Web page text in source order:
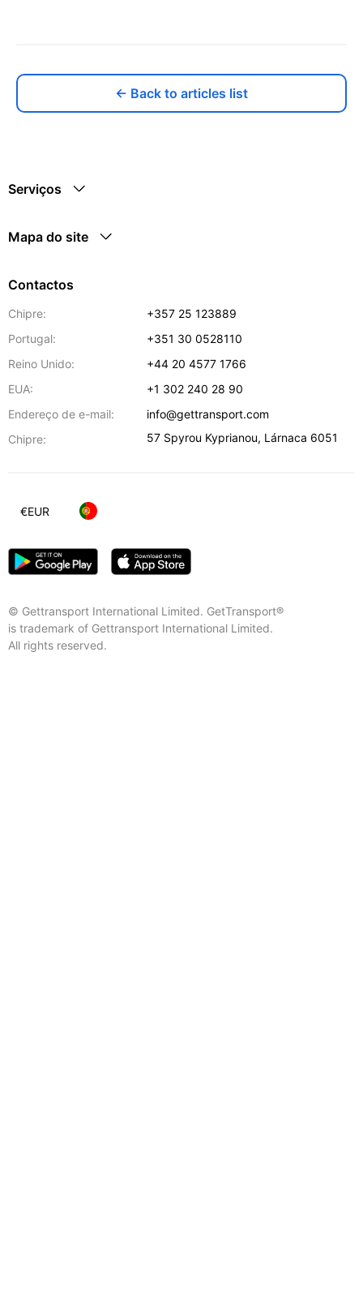
← Back to articles list
Serviços
Mapa do site
Contactos
Chipre:
+357 25 123889
Portugal:
+351 30 0528110
Reino Unido:
+44 20 4577 1766
EUA:
+1 302 240 28 90
Endereço de e-mail:
info@gettransport.com
Chipre:
57 Spyrou Kyprianou, Lárnaca 6051
© Gettransport International Limited. GetTransport®
is trademark of Gettransport International Limited.
All rights reserved.
€EUR